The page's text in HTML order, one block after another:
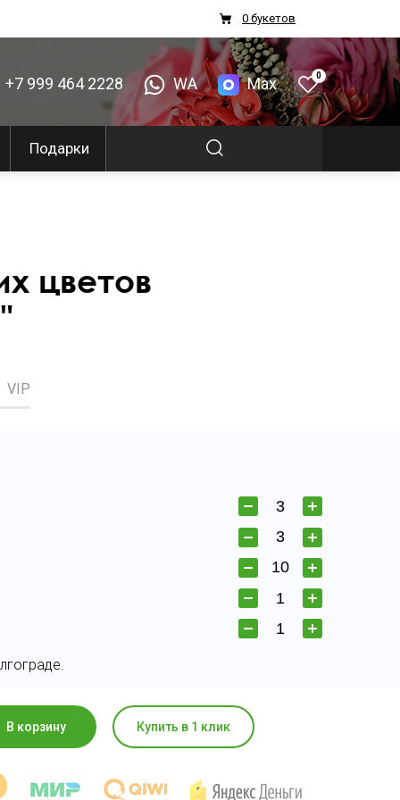
0 букетов
+7 999 464 2228 WA Max 0
Подарки
цветов
VIP
В корзину Купить в 1 клик